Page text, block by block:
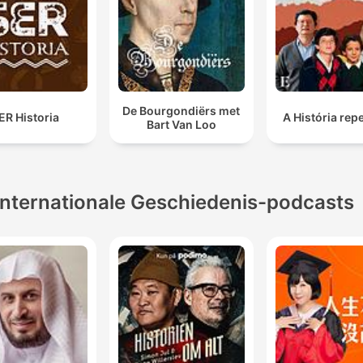
Historia
De Bourgondiërs met
Bart Van Loo
A História
Geschiedenis-podcasts